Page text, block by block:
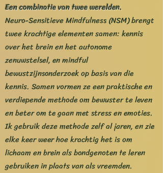
Een combinatie van twee werelden.
Neuro-Sensitieve Mindfulness (NSM) brengt
twee krachtige elementen samen: kennis
over het brein en het autonome
zenuwstelsel, en mindful
bewustzijnsonderzoek op basis van die
kennis. Samen vormen ze een praktische en
verdiepende methode om bewuster te leven
en beter om te gaan met stress en emoties.
Ik gebruik deze methode zelf al jaren, en zie
elke keer weer hoe krachtig het is om
lichaam en brein als bondgenoten te leren
gebruiken in plaats van als vreemden.